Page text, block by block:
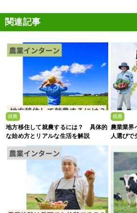
関連記事
就農
地方移住して就農するには？ 具体的
な始め方とリアルな生活を解説
就農
農業業
人選びで